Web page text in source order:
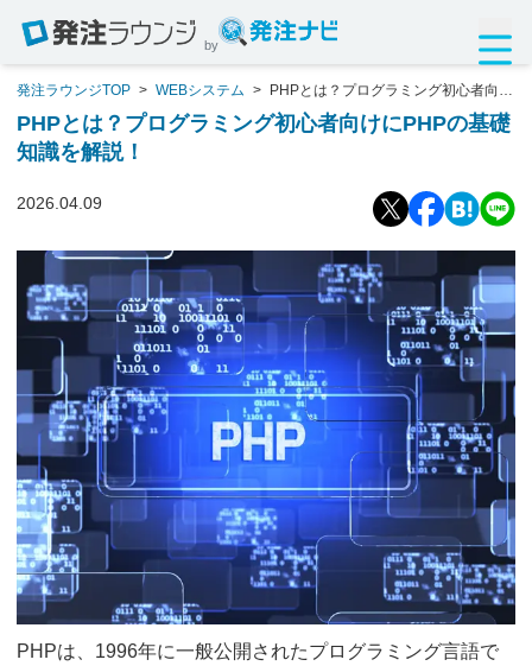
by
発注ラウンジTOP > WEBシステム >
PHPとは？プログラミング初心者向け
にPHPの基礎知識を解説！
PHPとは？プログラミング初心者向けにPHPの基礎
知識を解説！
2026.04.09
PHPは、1996年に一般公開されたプログラミング言語で